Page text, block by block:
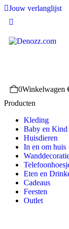
Jouw verlanglijst
0Winkelwagen
Producten
Kleding
Baby en Kind
Huisdieren
In en om huis
Eten en
Cadeaus
Feesten
Outlet